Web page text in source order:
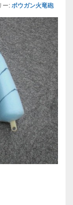
ビ
ゲ
ー
シ
ョ
ン
ー:ボウガン火竜砲